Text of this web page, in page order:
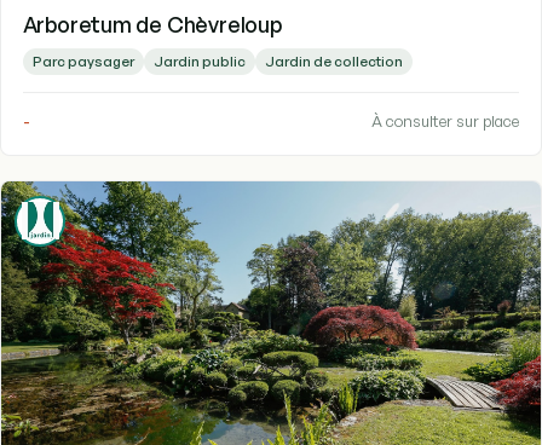
Arboretum de Chèvreloup
Parc paysager Jardin public Jardin de collection
- À consulter sur place